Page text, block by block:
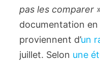
pas les comparer
documentation
proviennent d’un
juillet. Selon une